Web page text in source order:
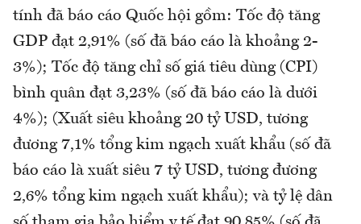
tính đã báo cáo Quốc hội gồm: Tốc độ tăng
GDP đạt 2,91% (số đã báo cáo là khoảng 2-
3%); Tốc độ tăng chỉ số giá tiêu dùng (CPI)
bình quân đạt 3,23% (số đã báo cáo là dưới
4%); (Xuất siêu khoảng 20 tỷ USD, tương
đương 7,1% tổng kim ngạch xuất khẩu (số đã
báo cáo là xuất siêu 7 tỷ USD, tương đương
2,6% tổng kim ngạch xuất khẩu); và tỷ lệ dân